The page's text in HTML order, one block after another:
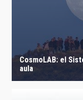
CosmoLAB: el
aula